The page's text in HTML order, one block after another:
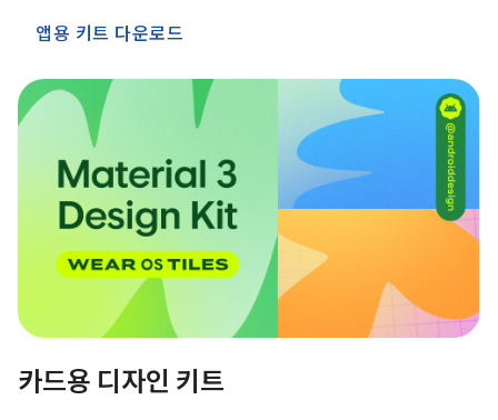
앱용 키트 다운로드
카드용 디자인 키트